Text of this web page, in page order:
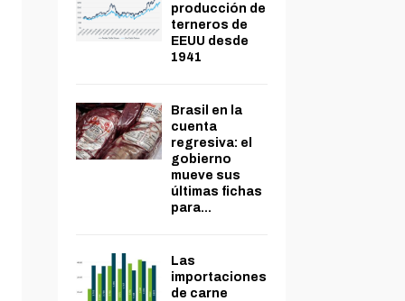
producción de
terneros de
EEUU desde
1941
Brasil en la
cuenta
regresiva: el
gobierno
mueve sus
últimas fichas
para...
Las
importaciones
de carne